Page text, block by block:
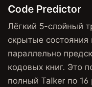
Code Predictor
Лёгкий 5-слойный
скрытые состояния
параллельно
кодовых книг. Это
полный Talker по 16